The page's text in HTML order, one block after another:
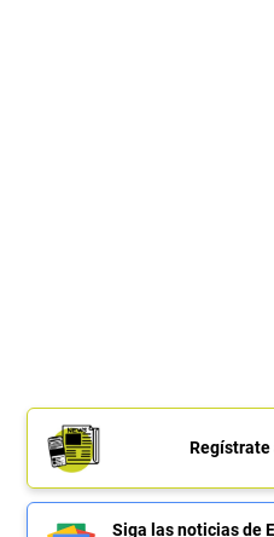
Siga las noticias de